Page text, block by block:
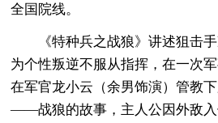
全国院线。
《特种兵之战狼》讲述狙击
为个性叛逆不服从指挥，在一次
在军官龙小云（余男饰演）管教
——战狼的故事，主人公因外敌